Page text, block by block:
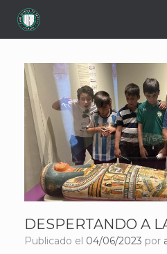
contenido
DESPERTANDO A
Publicado el 04/06/2023 por